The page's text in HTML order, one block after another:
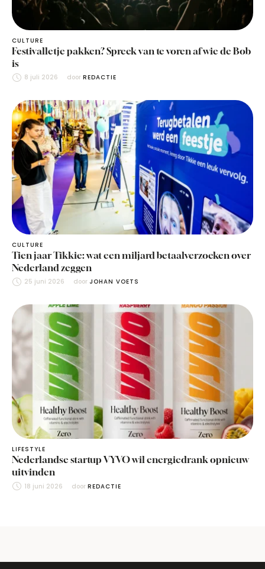
CULTURE
Festivalletje pakken? Spreek van te voren af wie de Bob
is
8 juli 2026 door REDACTIE
CULTURE
Tien jaar Tikkie: wat een miljard betaalverzoeken over
Nederland zeggen
25 juni 2026 door JOHAN VOETS
LIFESTYLE
Nederlandse startup VYVO wil energiedrank opnieuw
uitvinden
18 juni 2026 door REDACTIE